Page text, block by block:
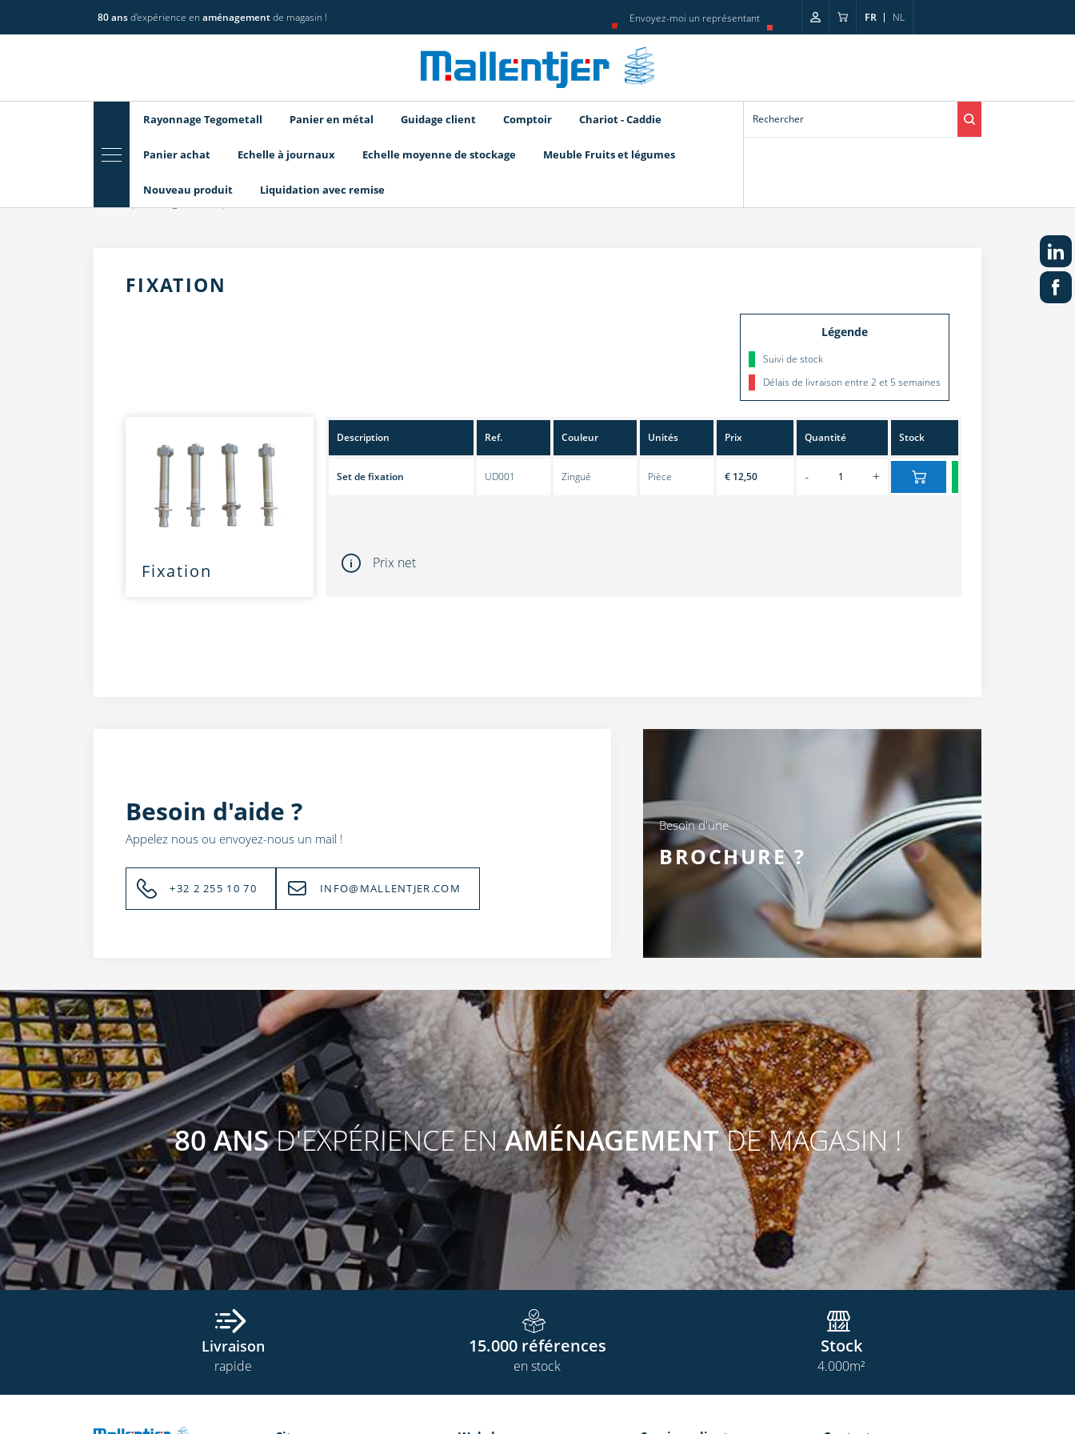
80 ansd'expérience en aménagementde magasin ! Envoyez-moi un représentant FR NL
Rayonnage Tegometall Panier en métal Guidage client Comptoir Chariot - Caddie
Panier achat Echelle à journaux Echelle moyenne de stockage Meuble Fruits et légumes
Nouveau produit Liquidation avec remise
FIXATION
Légende
Suivi de stock
Délais de livraison entre 2 et 5 semaines
Fixation
Description Ref. Couleur Unités Prix Quantité Stock
Set de fixation UD001 Zingué Pièce € 12,50 - +
Prix net
Besoin d'aide ?
Appelez nous ou envoyez-nous un mail !
+32 2 255 10 70 INFO@MALLENTJER.COM
Besoin d'une
BROCHURE ?
80 ANSD'EXPÉRIENCE ENAMÉNAGEMENTDE MAGASIN !
Livraison
rapide
15.000références
en stock
Stock
4.000m²